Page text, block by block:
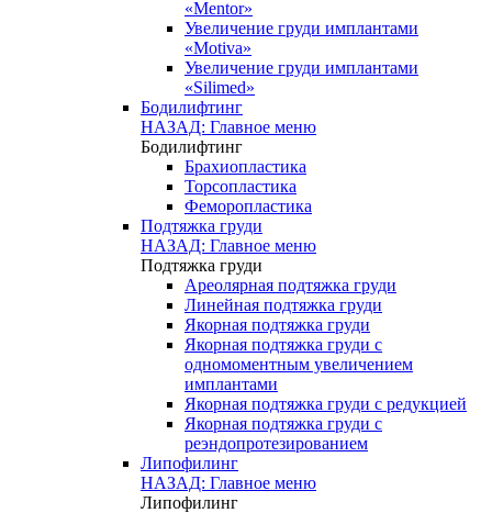
«Mentor»
Увеличение груди имплантами
«Motiva»
Увеличение груди имплантами
«Silimed»
Бодилифтинг
НАЗАД: Главное меню
Бодилифтинг
Брахиопластика
Торсопластика
Феморопластика
Подтяжка груди
НАЗАД: Главное меню
Подтяжка груди
Ареолярная подтяжка груди
Линейная подтяжка груди
Якорная подтяжка груди
Якорная подтяжка груди с
одномоментным увеличением
имплантами
Якорная подтяжка груди с редукцией
Якорная подтяжка груди с
реэндопротезированием
Липофилинг
НАЗАД: Главное меню
Липофилинг